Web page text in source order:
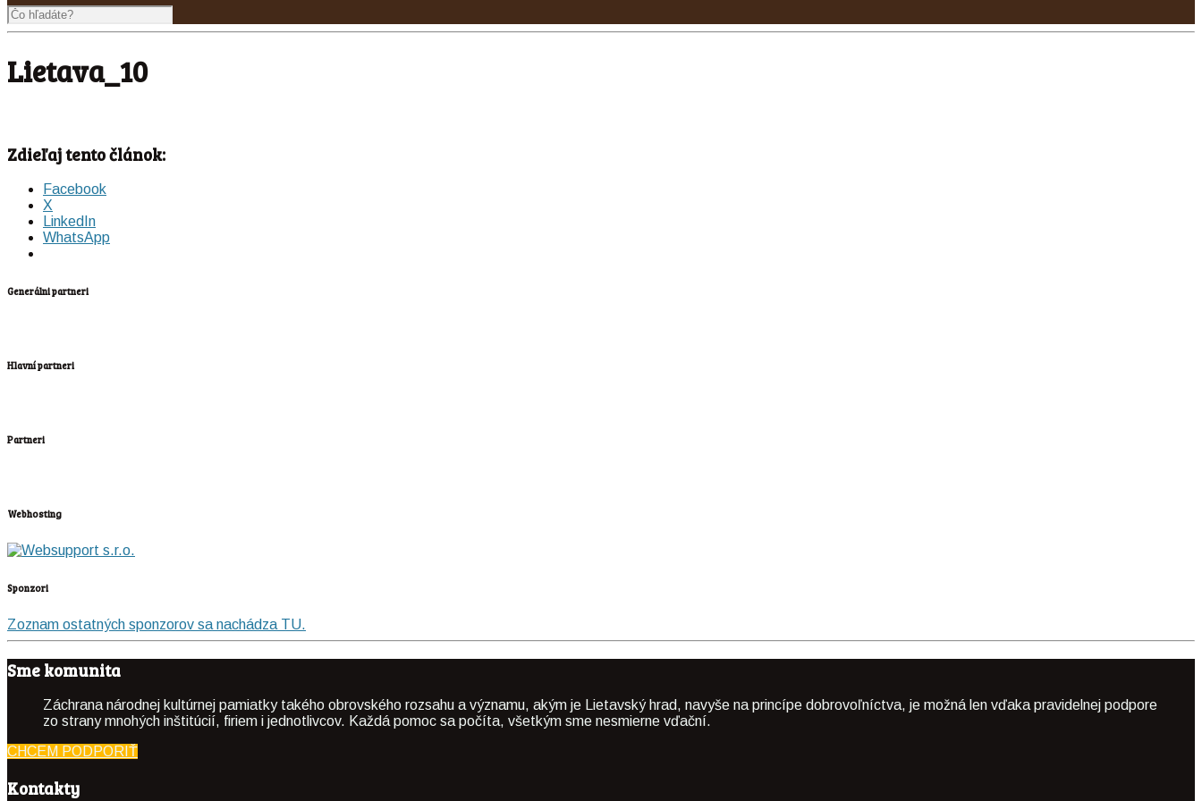
Lietava_10
Zdieľaj tento článok:
Facebook
X
LinkedIn
WhatsApp
Generálni partneri
Hlavní partneri
Partneri
Webhosting
Sponzori
Zoznam ostatných sponzorov sa nachádza TU.
Sme komunita
Záchrana národnej kultúrnej pamiatky takého obrovského rozsahu a významu, akým je Lietavský hrad, navyše na princípe dobrovoľníctva, je možná len vďaka pravidelnej podpore
zo strany mnohých inštitúcií, firiem i jednotlivcov. Každá pomoc sa počíta, všetkým sme nesmierne vďační.
CHCEM PODPORIŤ
Kontakty